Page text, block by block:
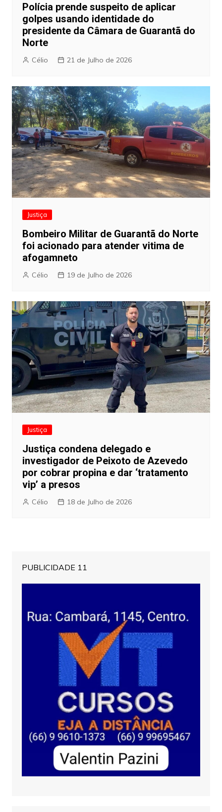
Polícia prende suspeito de aplicar
golpes usando identidade do
presidente da Câmara de Guarantã do
Norte
Célio 21 de Julho de 2026
Justiça
Bombeiro Militar de Guarantã do Norte
foi acionado para atender vitima de
afogamneto
Célio 19 de Julho de 2026
Justiça
Justiça condena delegado e
investigador de Peixoto de Azevedo
por cobrar propina e dar ‘tratamento
vip’ a presos
Célio 18 de Julho de 2026
PUBLICIDADE 11